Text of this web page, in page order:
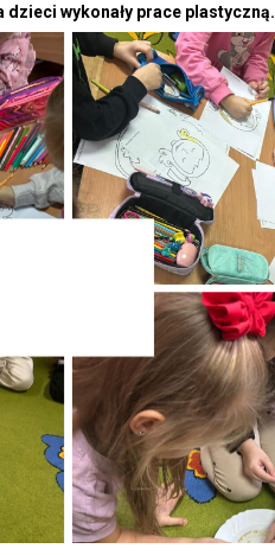
dzieci wykonały prace plastyczną.